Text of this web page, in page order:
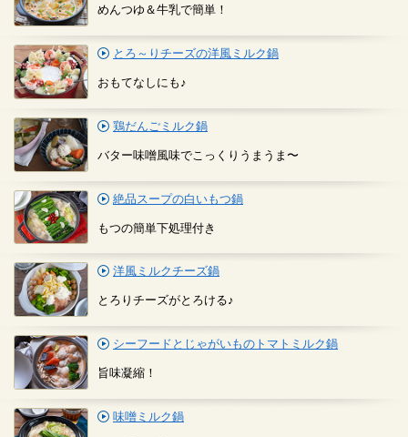
めんつゆ＆牛乳で簡単！
とろ～りチーズの洋風ミルク鍋
おもてなしにも♪
鶏だんごミルク鍋
バター味噌風味でこっくりうまうま〜
絶品スープの白いもつ鍋
もつの簡単下処理付き
洋風ミルクチーズ鍋
とろりチーズがとろける♪
シーフードとじゃがいものトマトミルク鍋
旨味凝縮！
味噌ミルク鍋